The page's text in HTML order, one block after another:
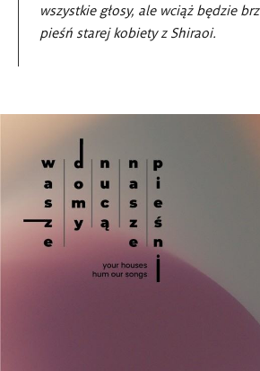
wszystkie głosy, ale wciąż będzie
pieśń starej kobiety z Shiraoi.